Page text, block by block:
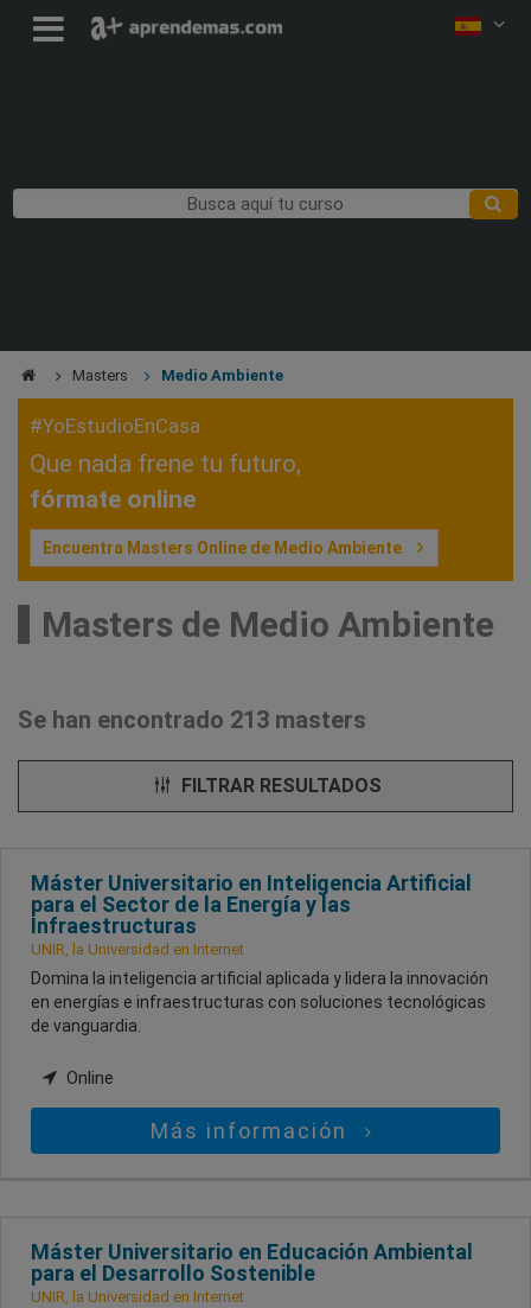
Masters Medio Ambiente
#YoEstudioEnCasa
Que nada frene tu futuro,
fórmate online
Encuentra Masters Online de Medio Ambiente
Masters de Medio Ambiente
Se han encontrado 213 masters
FILTRAR RESULTADOS
Máster Universitario en Inteligencia Artificial
para el Sector de la Energía y las
Infraestructuras
UNIR, la Universidad en Internet
Domina la inteligencia artificial aplicada y lidera la innovación
en energías e infraestructuras con soluciones tecnológicas
de vanguardia.
Online
Más información
Máster Universitario en Educación Ambiental
para el Desarrollo Sostenible
UNIR, la Universidad en Internet